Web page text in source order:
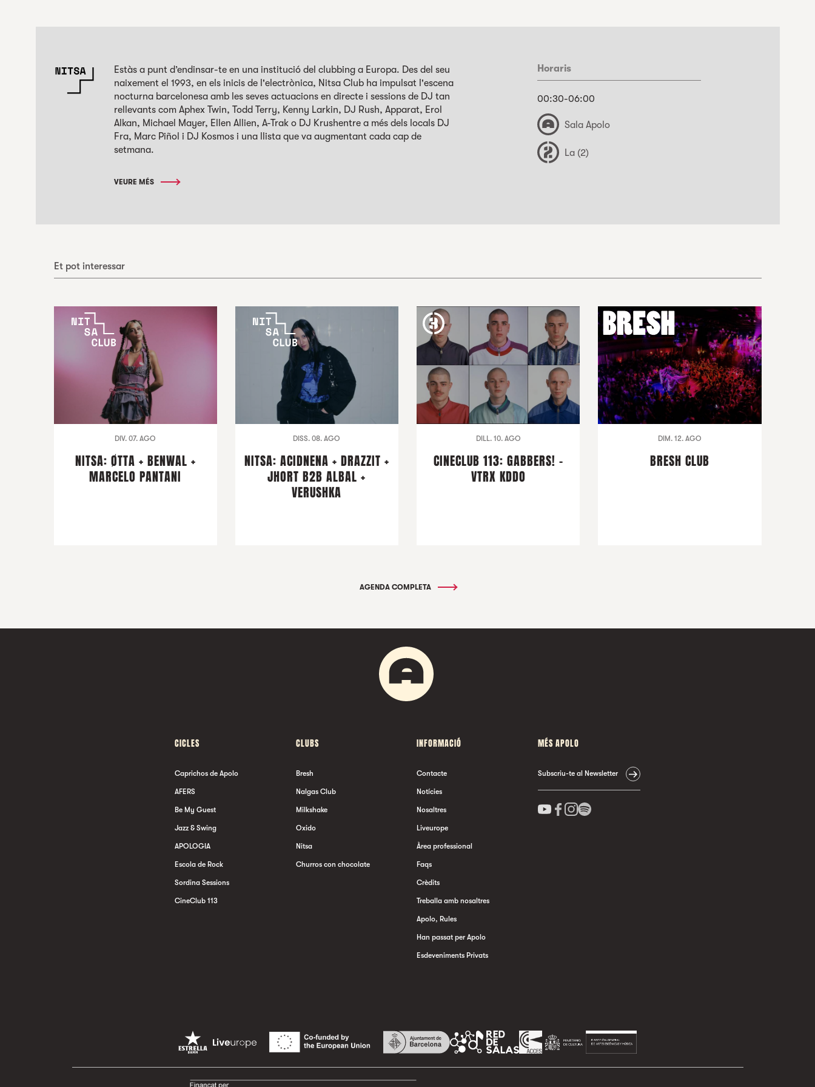
Estàs a punt d’endinsar-te en una institució del clubbing a Europa. Des del seu
naixement el 1993, en els inicis de l'electrònica, Nitsa Club ha impulsat l'escena
nocturna barcelonesa amb les seves actuacions en directe i sessions de DJ tan
rellevants com Aphex Twin, Todd Terry, Kenny Larkin, DJ Rush, Apparat, Erol
Alkan, Michael Mayer, Ellen Allien, A-Trak o DJ Krushentre a més dels locals DJ
Fra, Marc Piñol i DJ Kosmos i una llista que va augmentant cada cap de
setmana.
VEURE MÉS
Horaris
00:30-06:00
Sala Apolo
La (2)
Et pot interessar
DIV. 07. AGO
NITSA: ØTTA + BENWAL +
MARCELO PANTANI
DISS. 08. AGO
NITSA: ACIDNENA + DRAZZIT +
JHORT B2B ALBAL +
VERUSHKA
DILL. 10. AGO
CINECLUB 113: GABBERS! -
VTRX KDDO
DIM. 12. AGO
BRESH CLUB
AGENDA COMPLETA
CICLES
Caprichos de Apolo
AFERS
Be My Guest
Jazz & Swing
APOLOGIA
Escola de Rock
Sordina Sessions
CineClub 113
CLUBS
Bresh
Nalgas Club
Milkshake
Oxido
Nitsa
Churros con chocolate
INFORMACIÓ
Contacte
Notícies
Nosaltres
Liveurope
Àrea professional
Faqs
Crèdits
Treballa amb nosaltres
Apolo, Rules
Han passat per Apolo
Esdeveniments Privats
MÉS APOLO
Subscriu-te al Newsletter